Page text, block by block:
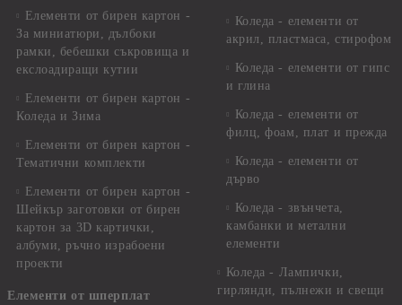
Елементи от бирен картон -
За миниатюри, дълбоки
рамки, бебешки съкровища и
екслоадиращи кутии
Елементи от бирен картон -
Коледа и Зима
Елементи от бирен картон -
Тематични комплекти
Елементи от бирен картон -
Шейкър заготовки от бирен
картон за 3D картички,
албуми, ръчно израбоени
проекти
Елементи от шперплат
Коледа - елементи от
акрил, пластмаса, стирофом
Коледа - елементи от гипс
и глина
Коледа - елементи от
филц, фоам, плат и прежда
Коледа - елементи от
дърво
Коледа - звънчета,
камбанки и метални
елементи
Коледа - Лампички,
гирлянди, пълнежи и свещи